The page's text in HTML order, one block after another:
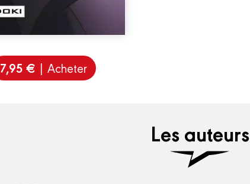
7,95 € | Acheter
Les auteurs